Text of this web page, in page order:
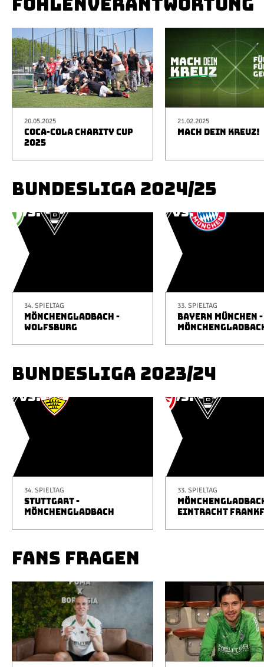
FOHLENVERANTWORTUNG
20.05.2025
COCA-COLA CHARITY CUP
2025
21.02.2025
MACH DEIN KREUZ!
BUNDESLIGA 2024/25
34. SPIELTAG
MÖNCHENGLADBACH -
WOLFSBURG
33. SPIELTAG
BAYERN MÜNCHEN -
BUNDESLIGA 2023/24
34. SPIELTAG
STUTTGART -
MÖNCHENGLADBACH
33. SPIELTAG
EINTRACHT
FANS FRAGEN